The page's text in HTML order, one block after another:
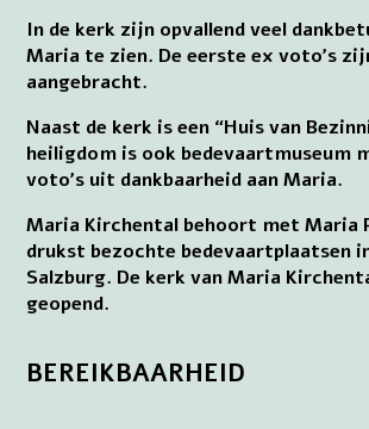
In de kerk zijn opvallend veel
Maria te zien. De eerste ex voto’s
aangebracht.
Naast de kerk is een “Huis van
heiligdom is ook bedevaartmuseum
voto’s uit dankbaarheid aan Maria.
Maria Kirchental behoort met Maria
drukst bezochte bedevaartplaatsen
Salzburg. De kerk van Maria
geopend.
BEREIKBAARHEID